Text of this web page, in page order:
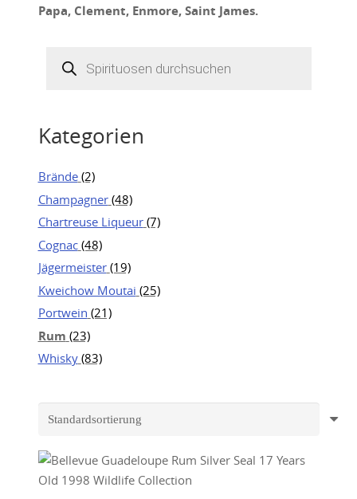
Papa, Clement, Enmore, Saint James.
search
Kategorien
Brände (2)
Champagner (48)
Chartreuse Liqueur (7)
Cognac (48)
Jägermeister (19)
Kweichow Moutai (25)
Portwein (21)
Rum (23)
Whisky (83)